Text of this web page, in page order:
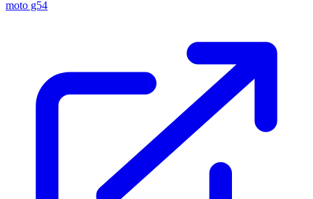
moto g54